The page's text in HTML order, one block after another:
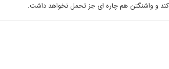
و واشنگتن هم چاره ای جز تحمل نخواهد داشت.